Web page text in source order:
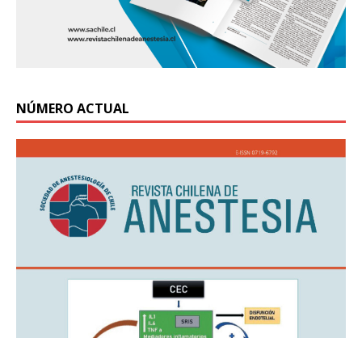
NÚMERO ACTUAL